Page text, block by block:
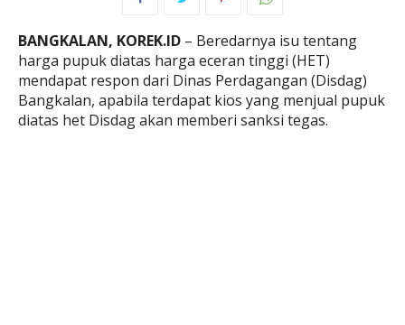
BANGKALAN, KOREK.ID – Beredarnya isu tentang
harga pupuk diatas harga eceran tinggi (HET)
mendapat respon dari Dinas Perdagangan (Disdag)
Bangkalan, apabila terdapat kios yang menjual pupuk
diatas het Disdag akan memberi sanksi tegas.